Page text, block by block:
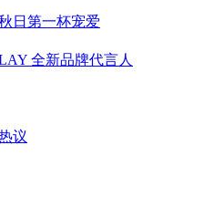
日第一杯宠爱
全新品牌代言人
议